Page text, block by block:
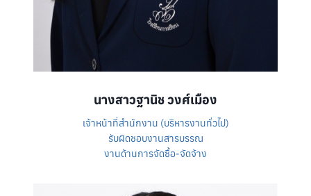
นางสาวฐานิช วงศ์เมือง
เจ้าหน้าที่สำนักงาน (บริหารงานทั่วไป)
รับผิดชอบงานสารบรรณ
งานด้านการจัดซื้อ-จัดจ้าง